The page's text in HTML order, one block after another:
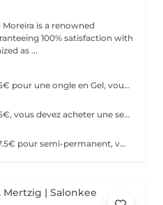
is a renowned
100% satisfaction with
as ...
Pour bénéficier d un prix de 45€ pour une ongle en Gel, vous devez acheter une seul fois le kit individuel comprenant tout le matériel nom jetable nécessaire,qui sera conserve pour nous , pour de futurs rendez-vous, garantissant ainsi une meilleure hygiène.* *Renouvelable chaque année.
Pour bénéficier d un prix de 45€, vous devez acheter une seule fois le kit individuel comprenant tout le matériel non jetable nécessaire , qui sera conserve pour nous pour de futurs rendez-vous, garantissant ainsi une meilleure hygiène.* *renouvelabre chaque année.
Pour bénéficier d un prix de 37.5€ pour semi-permanent, vous devez acheter une seule fois le kit individuel avec tout le matériel non jetable nécessaire, qui sera conserve pour nous, pour le futurs rendez-vous, garantissant ainsi une meilleure hygiène.* *renouvelable chaque année.